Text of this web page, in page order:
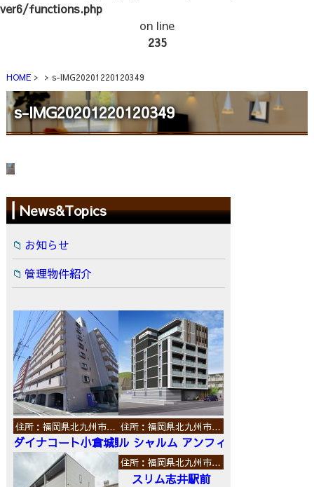
ver6/functions.php
on line
235
HOME s-IMG20201220120349
s-IMG20201220120349
News&Topics
お知らせ
管理物件紹介
住所：福岡県北九州市…
ダイナコート小倉城野
住所：福岡県北九州市…
ル シャルム アンフィニ
住所：福岡県北九州市…
スリム志井駅前